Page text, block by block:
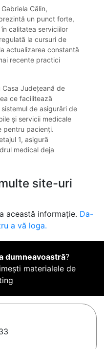
Călin,
un punct forte,
calitatea serviciilor
la cursuri de
actualizarea constantă
recente practici
Județeană de
ce facilitează
de asigurări de
și servicii medicale
pentru pacienți.
1, asigură
medical deja
site-uri
această informație. Da-
a vă loga.
dumneavoastră?
materialele de